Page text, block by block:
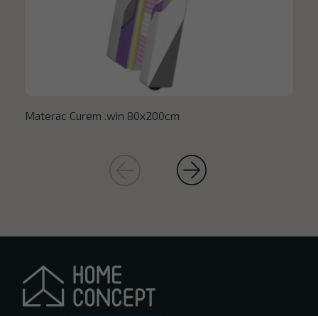
Materac Curem .win 80x200cm